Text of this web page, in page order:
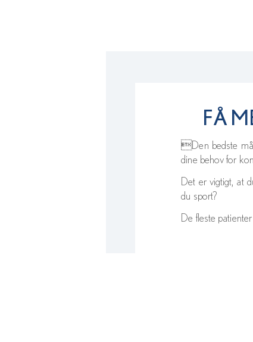
FÅ
Den bedste
dine behov for
Det er vigtigt, at
du sport?
De fleste